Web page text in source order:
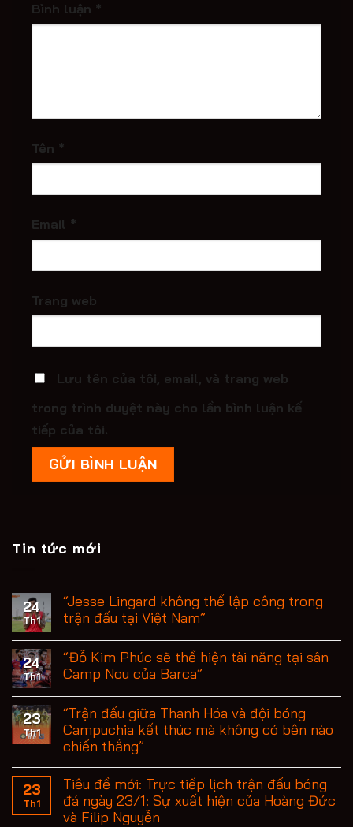
Bình luận *
Tên *
Email *
Trang web
Lưu tên của tôi, email, và trang web
trong trình duyệt này cho lần bình luận kế
tiếp của tôi.
Tin tức mới
24
Th1
“Jesse Lingard không thể lập công trong
trận đấu tại Việt Nam”
24
Th1
“Đỗ Kim Phúc sẽ thể hiện tài năng tại sân
Camp Nou của Barca”
23
Th1
“Trận đấu giữa Thanh Hóa và đội bóng
Campuchia kết thúc mà không có bên nào
chiến thắng”
23
Th1
Tiêu đề mới: Trực tiếp lịch trận đấu bóng
đá ngày 23/1: Sự xuất hiện của Hoàng Đức
và Filip Nguyễn